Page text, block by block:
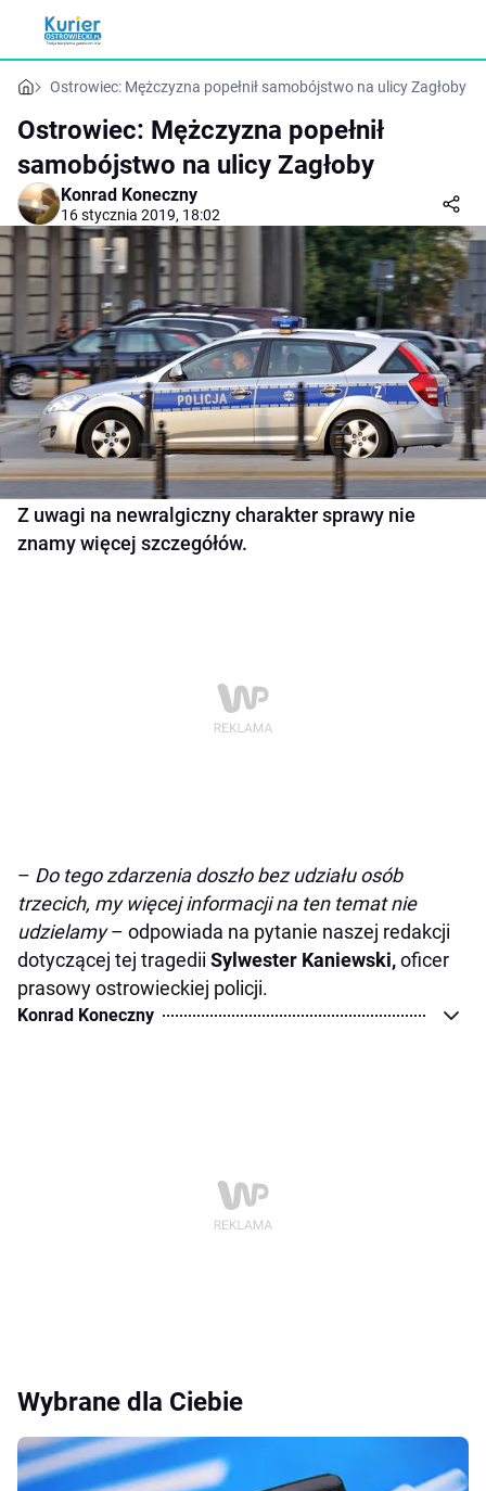
Ostrowiec: Mężczyzna popełnił samobójstwo na ulicy Zagłoby
Ostrowiec: Mężczyzna popełnił
samobójstwo na ulicy Zagłoby
Konrad Koneczny
16 stycznia 2019, 18:02
Z uwagi na newralgiczny charakter sprawy nie
znamy więcej szczegółów.
– Do tego zdarzenia doszło bez udziału osób
trzecich, my więcej informacji na ten temat nie
udzielamy– odpowiada na pytanie naszej redakcji
dotyczącej tej tragedii Sylwester Kaniewski,oficer
prasowy ostrowieckiej policji.
Konrad Koneczny
Wybrane dla Ciebie